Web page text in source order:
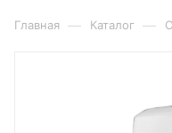
Главная — Каталог —